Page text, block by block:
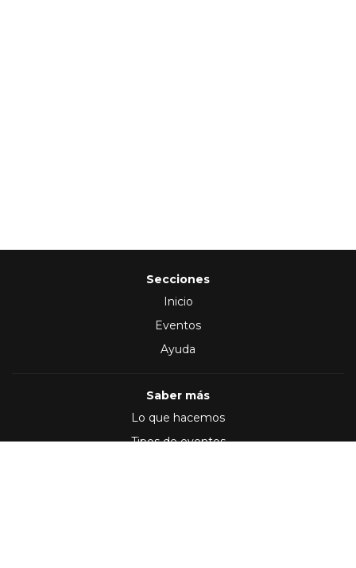
Secciones
Inicio
Eventos
Ayuda
Saber más
Lo que hacemos
Tipos de eventos